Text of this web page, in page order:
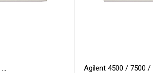
Agilent 4500 / 7500